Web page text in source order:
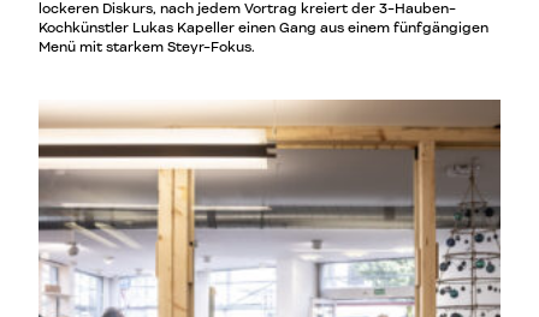
lockeren Diskurs, nach jedem Vortrag kreiert der 3-Hauben-
Kochkünstler Lukas Kapeller einen Gang aus einem fünfgängigen
Menü mit starkem Steyr-Fokus.